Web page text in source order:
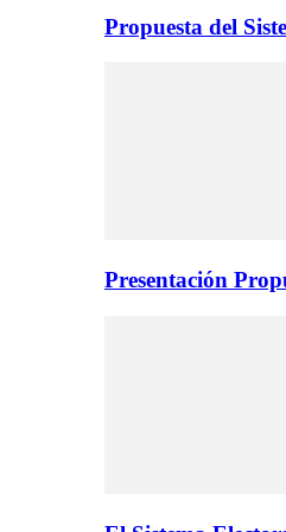
Propuesta del
Presentación